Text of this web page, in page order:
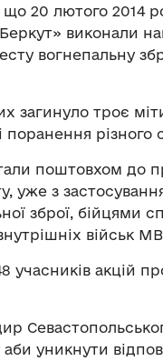
20 лютого 2014
виконали
вогнепальну
загинуло троє
різного
поштовхом до
уже з
зброї, бійцями
військ
учасників акцій
уникнути